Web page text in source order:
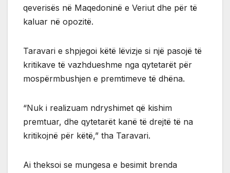
qeverisës në Maqedoninë e Veriut dhe për të
kaluar në opozitë.
Taravari e shpjegoi këtë lëvizje si një pasojë të
kritikave të vazhdueshme nga qytetarët për
mospërmbushjen e premtimeve të dhëna.
“Nuk i realizuam ndryshimet që kishim
premtuar, dhe qytetarët kanë të drejtë të na
kritikojnë për këtë,” tha Taravari.
Ai theksoi se mungesa e besimit brenda